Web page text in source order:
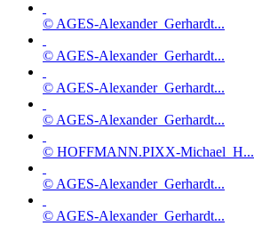
© AGES-Alexander_Gerhardt...
© AGES-Alexander_Gerhardt...
© AGES-Alexander_Gerhardt...
© AGES-Alexander_Gerhardt...
© HOFFMANN.PIXX-Michael_H...
© AGES-Alexander_Gerhardt...
© AGES-Alexander_Gerhardt...